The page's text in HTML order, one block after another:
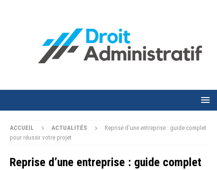
ACCUEIL ACTUALITÉS
Reprise d’une entreprise : guide complet
pour réussir votre projet
Reprise d’une entreprise : guide complet